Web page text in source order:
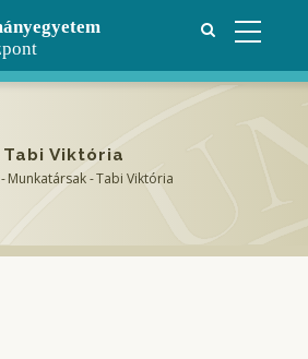
Tabi Viktória
- Munkatársak -Tabi Viktória